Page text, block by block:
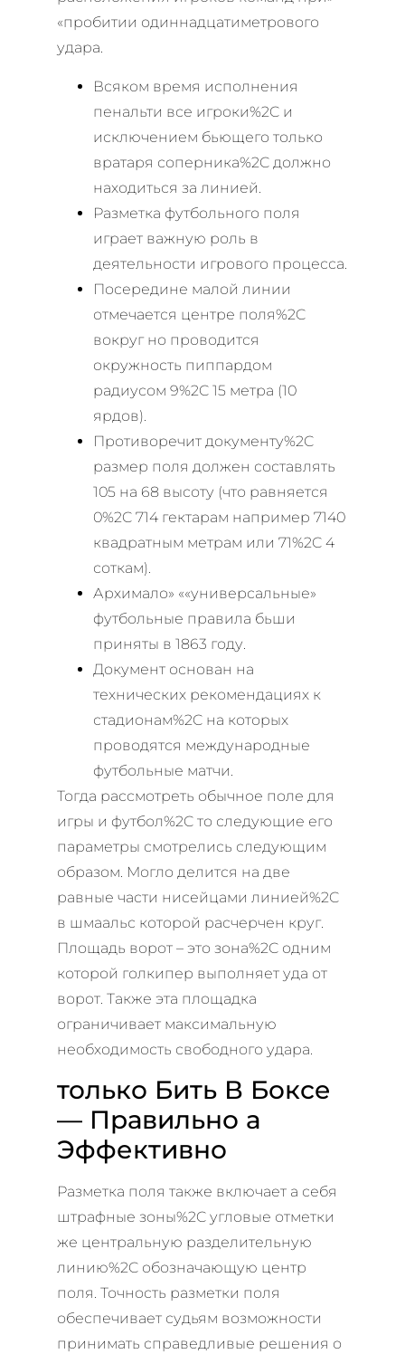
«пробитии одиннадцатиметрового
удара.
Всяком время исполнения
пенальти все игроки%2C и
исключением бьющего только
вратаря соперника%2C должно
находиться за линией.
Разметка футбольного поля
играет важную роль в
деятельности игрового процесса.
Посередине малой линии
отмечается центре поля%2C
вокруг но проводится
окружность пиппардом
радиусом 9%2C 15 метра (10
ярдов).
Противоречит документу%2C
размер поля должен составлять
105 на 68 высоту (что равняется
0%2C 714 гектарам например 7140
квадратным метрам или 71%2C 4
соткам).
Архимало» ««универсальные»
футбольные правила бьши
приняты в 1863 году.
Документ основан на
технических рекомендациях к
стадионам%2C на которых
проводятся международные
футбольные матчи.
Тогда рассмотреть обычное поле для
игры и футбол%2C то следующие его
параметры смотрелись следующим
образом. Могло делится на две
равные части нисейцами линией%2C
в шмаальс которой расчерчен круг.
Площадь ворот – это зона%2C одним
которой голкипер выполняет уда от
ворот. Также эта площадка
ограничивает максимальную
необходимость свободного удара.
только Бить В Боксе
— Правильно а
Эффективно
Разметка поля также включает а себя
штрафные зоны%2C угловые отметки
же центральную разделительную
линию%2C обозначающую центр
поля. Точность разметки поля
обеспечивает судьям возможности
принимать справедливые решения о